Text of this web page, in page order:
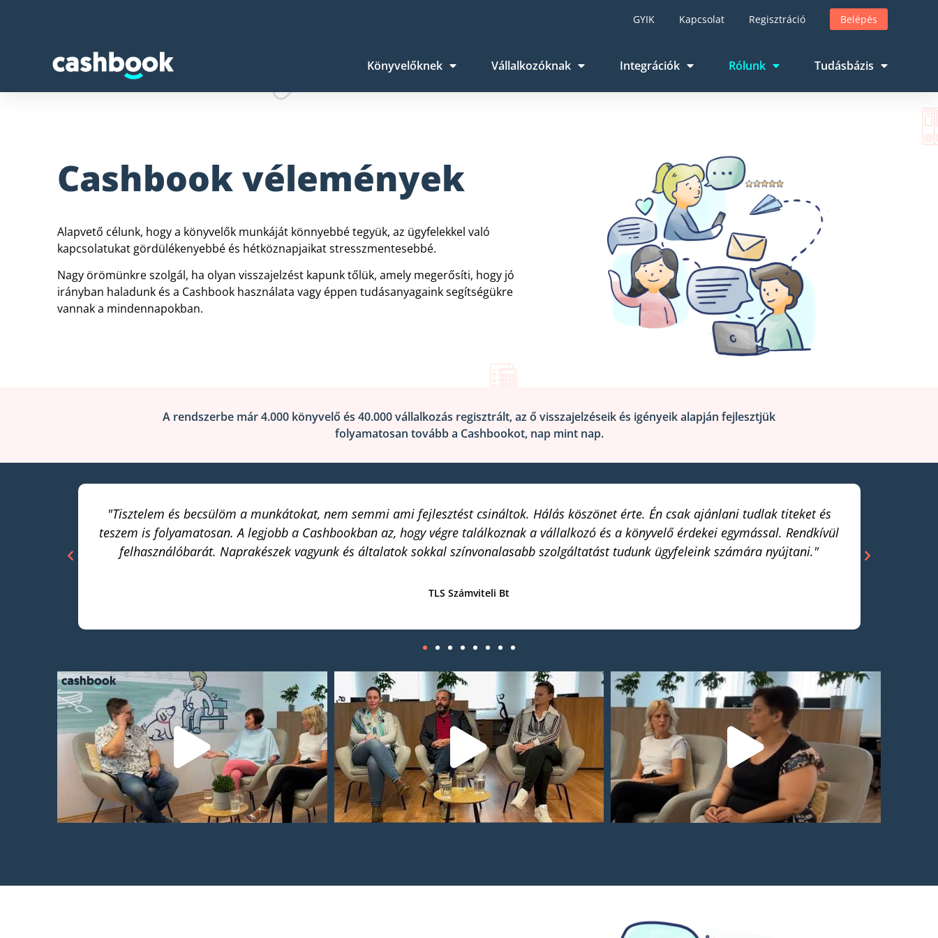
GYIK Kapcsolat Regisztráció Belépés
Könyvelőknek Vállalkozóknak Integrációk Rólunk Tudásbázis
Cashbook vélemények
Alapvető célunk, hogy a könyvelők munkáját könnyebbé tegyük, az ügyfelekkel való
kapcsolatukat gördülékenyebbé és hétköznapjaikat stresszmentesebbé.
Nagy örömünkre szolgál, ha olyan visszajelzést kapunk tőlük, amely megerősíti, hogy jó
irányban haladunk és a Cashbook használata vagy éppen tudásanyagaink segítségükre
vannak a mindennapokban.
A rendszerbe már 4.000 könyvelő és 40.000 vállalkozás regisztrált, az ő visszajelzéseik és igényeik alapján fejlesztjük
folyamatosan tovább a Cashbookot, nap mint nap.
"Tisztelem és becsülöm a munkátokat, nem semmi ami fejlesztést csináltok. Hálás köszönet érte. Én csak ajánlani tudlak titeket és
teszem is folyamatosan. A legjobb a Cashbookban az, hogy végre találkoznak a vállalkozó és a könyvelő érdekei egymással. Rendkívül
felhasználóbarát. Naprakészek vagyunk és általatok sokkal színvonalasabb szolgáltatást tudunk ügyfeleink számára nyújtani."
TLS Számviteli Bt